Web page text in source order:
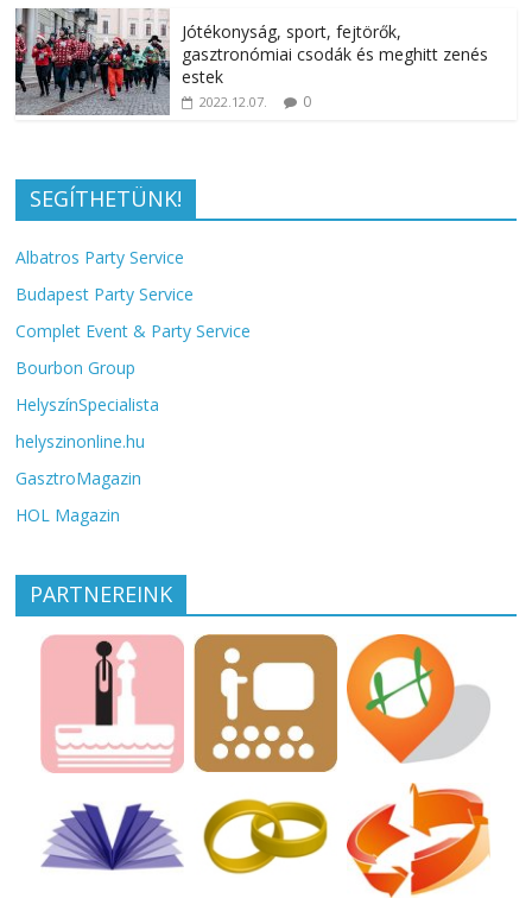
Jótékonyság, sport, fejtörők,
gasztronómiai csodák és meghitt zenés
estek
2022.12.07. 0
SEGÍTHETÜNK!
Albatros Party Service
Budapest Party Service
Complet Event & Party Service
Bourbon Group
HelyszínSpecialista
helyszinonline.hu
GasztroMagazin
HOL Magazin
PARTNEREINK